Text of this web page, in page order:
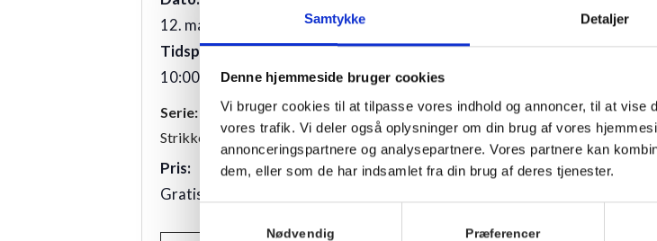
Samtykke Detaljer
Denne hjemmeside bruger cookies
Vi bruger cookies til at tilpasse vores indhold og annoncer, til at vise
vores trafik. Vi deler også oplysninger om din brug af vores
annonceringspartnere og analysepartnere. Vores partnere kan
dem, eller som de har indsamlet fra din brug af deres tjenester.
Nødvendig Præferencer
12. maj 2025, 10:00
12. maj 2025
Tidspunkt:
10:00 - 12:00
Serie:
Strikke Café
Pris:
Gratis
Skovvej 7
3100 Hornbæk
Telefon
+4549700169